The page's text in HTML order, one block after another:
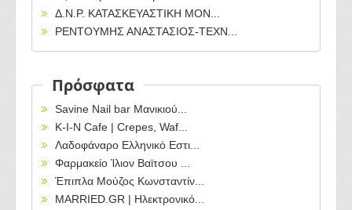
Δ.Ν.Ρ. ΚΑΤΑΣΚΕΥΑΣΤΙΚΗ ΜΟΝ...
ΡΕΝΤΟΥΜΗΣ ΑΝΑΣΤΑΣΙΟΣ-ΤΕΧΝ...
Πρόσφατα
Savine Nail bar Μανικιού...
Κ-Ι-Ν Cafe | Crepes, Waf...
Λαδοφάναρο Ελληνικό Εστι...
Φαρμακείο Ίλιον Βαϊτσου ...
Έπιπλα Μούζος Κωνσταντίν...
MARRIED.GR | Ηλεκτρονικό...